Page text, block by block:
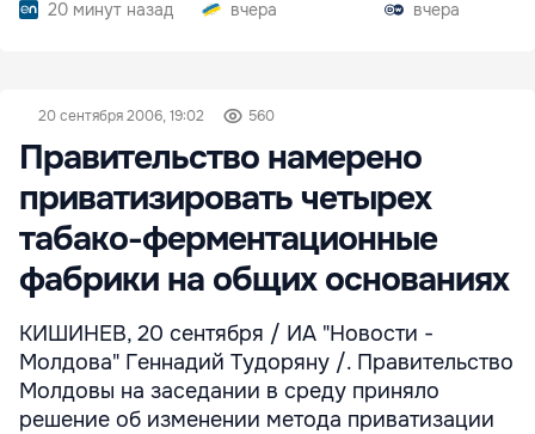
20 минут назад
вчера
вчера
20 сентября 2006, 19:02 560
Правительство намерено
приватизировать четырех
табако-ферментационные
фабрики на общих основаниях
КИШИНЕВ, 20 сентября / ИА "Новости -
Молдова" Геннадий Тудоряну /. Правительство
Молдовы на заседании в среду приняло
решение об изменении метода приватизации